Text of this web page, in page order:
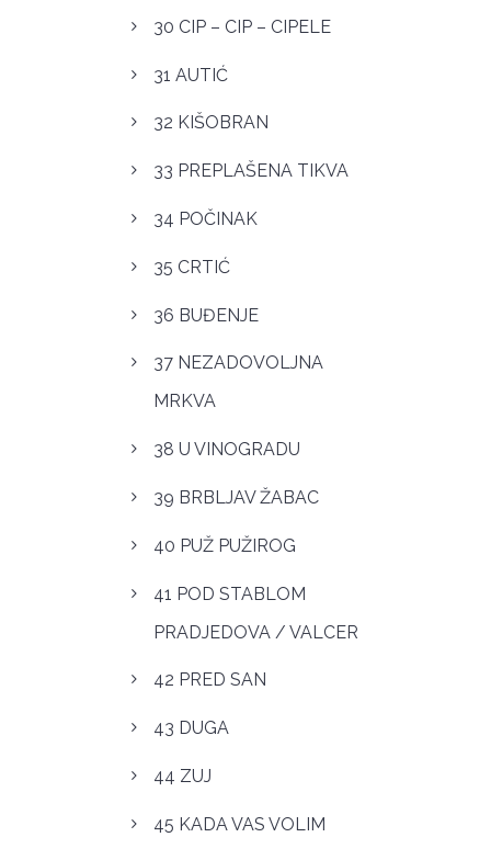
30 CIP – CIP – CIPELE
31 AUTIĆ
32 KIŠOBRAN
33 PREPLAŠENA TIKVA
34 POČINAK
35 CRTIĆ
36 BUĐENJE
37 NEZADOVOLJNA
MRKVA
38 U VINOGRADU
39 BRBLJAV ŽABAC
40 PUŽ PUŽIROG
41 POD STABLOM
PRADJEDOVA / VALCER
42 PRED SAN
43 DUGA
44 ZUJ
45 KADA VAS VOLIM